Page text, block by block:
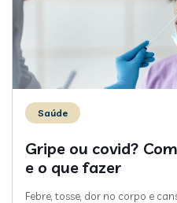
Saúde
Gripe ou covid?
e o que fazer
Febre, tosse, dor no corpo e